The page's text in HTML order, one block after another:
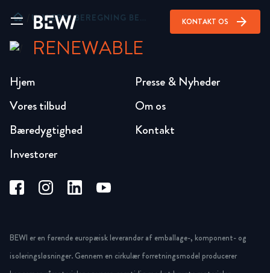
KONTAKT OS arrow_forward
home U-VÆRDI BEREGNING BEWI DRÆNPLADER
RENEWABLE
Hjem
Vores tilbud
Bæredygtighed
Investorer
Presse & Nyheder
Om os
Kontakt
BEWI er en førende europæisk leverandør af emballage-, komponent- og
isoleringsløsninger. Gennem en cirkulær forretningsmodel producerer